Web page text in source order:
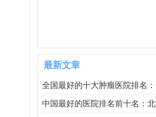
最新文章
全国最好的十大肿瘤医院排名
中国最好的医院排名前十名：